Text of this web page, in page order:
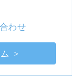
わせ